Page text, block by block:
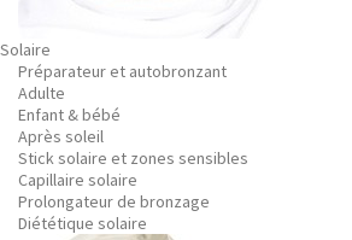
Solaire
Préparateur et autobronzant
Adulte
Enfant & bébé
Après soleil
Stick solaire et zones sensibles
Capillaire solaire
Prolongateur de bronzage
Diététique solaire